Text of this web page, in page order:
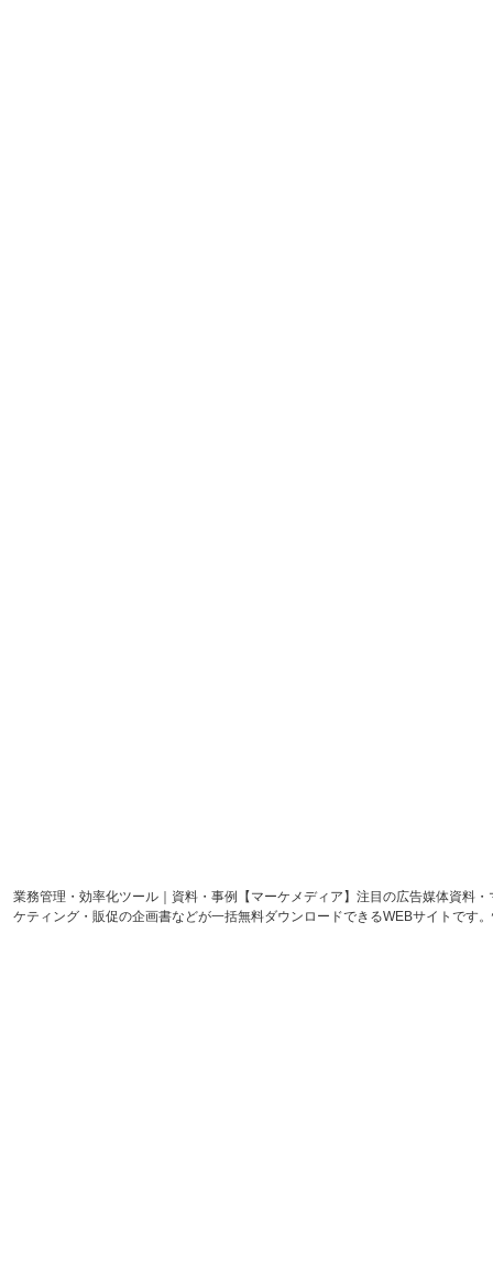
業務管理・効率化ツール｜資料・事例【マーケメディア】注目の広告媒体資料
ケティング・販促の企画書などが一括無料ダウンロードできるWEBサイトです